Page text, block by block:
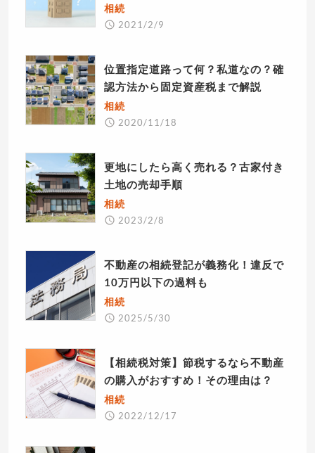
相続
2021/2/9
位置指定道路って何？私道なの？確
認方法から固定資産税まで解説
相続
2020/11/18
更地にしたら高く売れる？古家付き
土地の売却手順
相続
2023/2/8
不動産の相続登記が義務化！違反で
10万円以下の過料も
相続
2025/5/30
【相続税対策】節税するなら不動産
の購入がおすすめ！その理由は？
相続
2022/12/17